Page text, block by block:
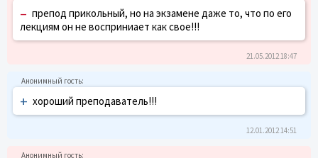
– препод прикольный, но на экзамене даже то, что по его
лекциям он не восприниает как свое!!!
21.05.2012 18:47
+ хороший преподаватель!!!
12.01.2012 14:51